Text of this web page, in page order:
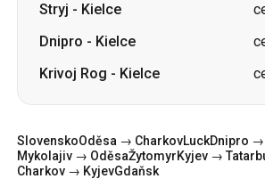
Stryj - Kielce
Dnipro - Kielce
Krivoj Rog - Kielce
SlovenskoOděsa → CharkovLuckDnipro →
Mykolajiv → OděsaŽytomyrKyjev →
Charkov → KyjevGdaňsk